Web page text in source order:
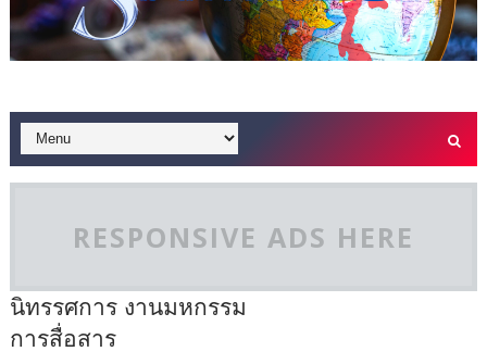
RESPONSIVE ADS HERE
นิทรรศการ งานมหกรรม
การสื่อสาร